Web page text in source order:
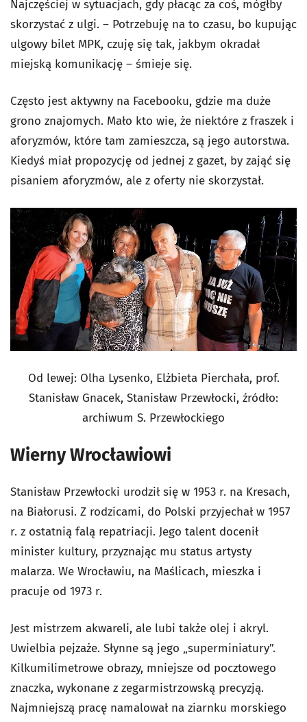
Najczęściej w sytuacjach, gdy płacąc za coś, mógłby
skorzystać z ulgi. – Potrzebuję na to czasu, bo kupując
ulgowy bilet MPK, czuję się tak, jakbym okradał
miejską komunikację – śmieje się.
Często jest aktywny na Facebooku, gdzie ma duże
grono znajomych. Mało kto wie, że niektóre z fraszek i
aforyzmów, które tam zamieszcza, są jego autorstwa.
Kiedyś miał propozycję od jednej z gazet, by zająć się
pisaniem aforyzmów, ale z oferty nie skorzystał.
Od lewej: Olha Lysenko, Elżbieta Pierchała, prof.
Stanisław Gnacek, Stanisław Przewłocki, źródło:
archiwum S. Przewłockiego
Wierny Wrocławiowi
Stanisław Przewłocki urodził się w 1953 r. na Kresach,
na Białorusi. Z rodzicami, do Polski przyjechał w 1957
r. z ostatnią falą repatriacji. Jego talent docenił
minister kultury, przyznając mu status artysty
malarza. We Wrocławiu, na Maślicach, mieszka i
pracuje od 1973 r.
Jest mistrzem akwareli, ale lubi także olej i akryl.
Uwielbia pejzaże. Słynne są jego „superminiatury”.
Kilkumilimetrowe obrazy, mniejsze od pocztowego
znaczka, wykonane z zegarmistrzowską precyzją.
Najmniejszą pracę namalował na ziarnku morskiego